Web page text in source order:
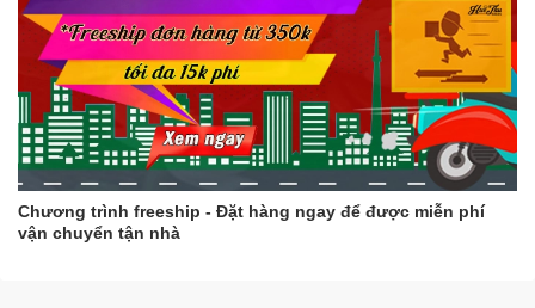
mát.
Tránh để decal tiếp xúc trực tiếp với nhiệt độ cao.
Cam kết:
Chúng tôi cam kết mang đến cho khách hàng những sản phẩm
chất lượng tốt nhất với giá cả hợp lý. Nếu bạn không hài lòng với
sản phẩm, chúng tôi sẽ hoàn tiền hoặc đổi hàng mới.
Chương trình freeship - Đặt hàng ngay để được miễn phí
vận chuyển tận nhà